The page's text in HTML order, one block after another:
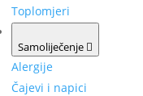
Toplomjeri
Samoliječenje
Alergije
Čajevi i napici